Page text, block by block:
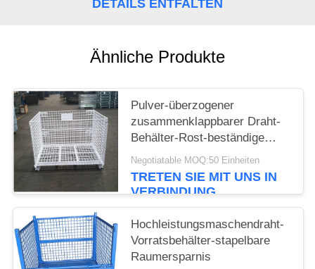
DETAILS ENTFALTEN
Ähnliche Produkte
Pulver-überzogener
zusammenklappbarer Draht-
Behälter-Rost-beständige
lange Lebensdauer
Negotiatable MOQ:50 Einheiten
TRETEN SIE MIT UNS IN
VERBINDUNG
Hochleistungsmaschendraht-
Vorratsbehälter-stapelbare
Raumersparnis